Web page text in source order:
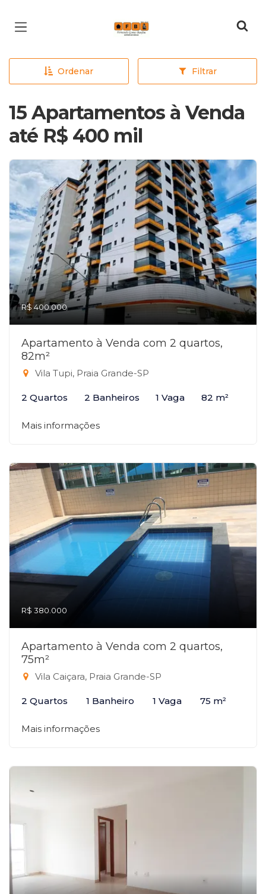
Página inicial
Ordenar Filtrar
15 Apartamentos à Venda
até R$ 400 mil
R$ 400.000
Apartamento à Venda com 2 quartos,
82m²
Vila Tupi, Praia Grande-SP
2 Quartos 2 Banheiros 1 Vaga 82 m²
Mais informações
R$ 380.000
Apartamento à Venda com 2 quartos,
75m²
Vila Caiçara, Praia Grande-SP
2 Quartos 1 Banheiro 1 Vaga 75 m²
Mais informações